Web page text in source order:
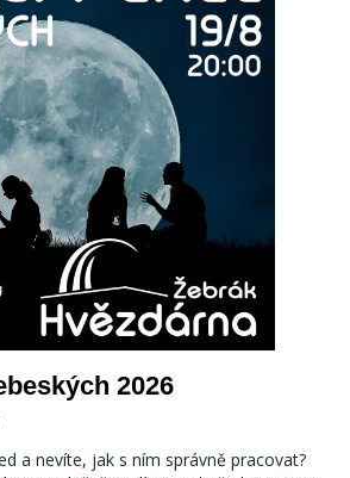
2026
a nevíte, jak s ním správně pracovat?